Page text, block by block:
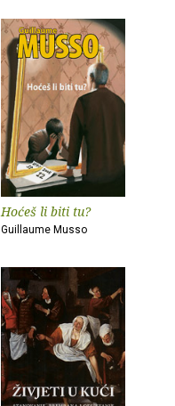
Hoćeš li biti tu?
Guillaume Musso